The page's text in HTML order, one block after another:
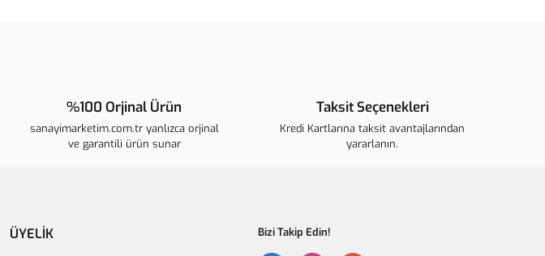
%100 Orjinal Ürün
sanayimarketim.com.tr yanlızca orjinal
ve garantili ürün sunar
Taksit Seçenekleri
Kredi Kartlarına taksit avantajlarından
yararlanın.
ÜYELİK Bizi Takip Edin!